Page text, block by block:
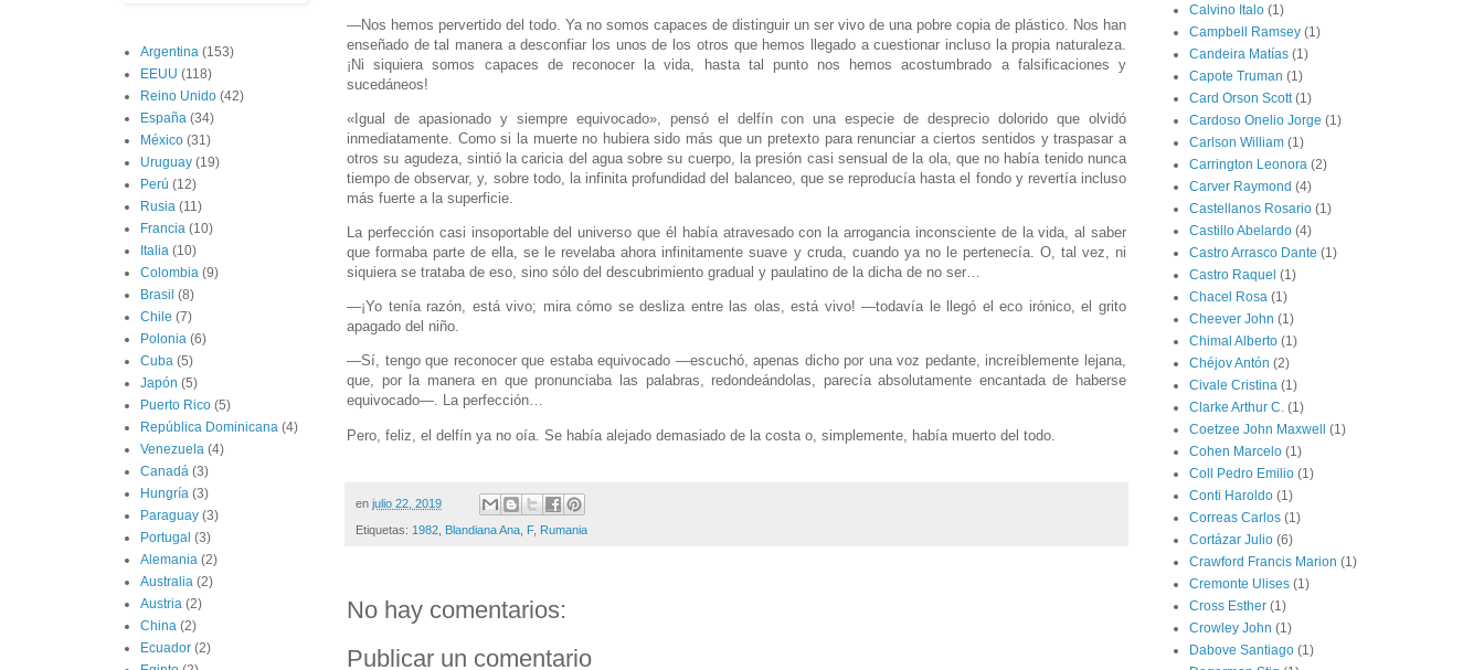
—Nos hemos pervertido del todo. Ya no somos capaces de distinguir un ser vivo de una pobre copia de plástico. Nos han
enseñado de tal manera a desconfiar los unos de los otros que hemos llegado a cuestionar incluso la propia naturaleza.
¡Ni siquiera somos capaces de reconocer la vida, hasta tal punto nos hemos acostumbrado a falsificaciones y
sucedáneos!
«Igual de apasionado y siempre equivocado», pensó el delfín con una especie de desprecio dolorido que olvidó
inmediatamente. Como si la muerte no hubiera sido más que un pretexto para renunciar a ciertos sentidos y traspasar a
otros su agudeza, sintió la caricia del agua sobre su cuerpo, la presión casi sensual de la ola, que no había tenido nunca
tiempo de observar, y, sobre todo, la infinita profundidad del balanceo, que se reproducía hasta el fondo y revertía incluso
más fuerte a la superficie.
La perfección casi insoportable del universo que él había atravesado con la arrogancia inconsciente de la vida, al saber
que formaba parte de ella, se le revelaba ahora infinitamente suave y cruda, cuando ya no le pertenecía. O, tal vez, ni
siquiera se trataba de eso, sino sólo del descubrimiento gradual y paulatino de la dicha de no ser…
—¡Yo tenía razón, está vivo; mira cómo se desliza entre las olas, está vivo! —todavía le llegó el eco irónico, el grito
apagado del niño.
—Sí, tengo que reconocer que estaba equivocado —escuchó, apenas dicho por una voz pedante, increíblemente lejana,
que, por la manera en que pronunciaba las palabras, redondeándolas, parecía absolutamente encantada de haberse
equivocado—. La perfección…
Pero, feliz, el delfín ya no oía. Se había alejado demasiado de la costa o, simplemente, había muerto del todo.
en julio 22, 2019
Etiquetas: 1982 Blandiana Ana F, Rumania
No hay comentarios:
Publicar un comentario
Argentina (153)
EEUU (118)
Reino Unido (42)
España (34)
México (31)
Uruguay (19)
Perú (12)
Rusia (11)
Francia (10)
Italia (10)
Colombia (9)
Brasil (8)
Chile (7)
Polonia (6)
Cuba (5)
Japón (5)
Puerto Rico (5)
República Dominicana (4)
Venezuela (4)
Canadá (3)
Hungría (3)
Paraguay (3)
Portugal (3)
Alemania (2)
Australia (2)
Austria (2)
China (2)
Ecuador (2)
Calvino Italo (1)
Campbell Ramsey (1)
Candeira Matías (1)
Capote Truman (1)
Card Orson Scott (1)
Cardoso Onelio Jorge (1)
Carlson William (1)
Carrington Leonora (2)
Carver Raymond (4)
Castellanos Rosario (1)
Castillo Abelardo (4)
Castro Arrasco Dante (1)
Castro Raquel (1)
Chacel Rosa (1)
Cheever John (1)
Chimal Alberto (1)
Chéjov Antón (2)
Civale Cristina (1)
Clarke Arthur C. (1)
Coetzee John Maxwell
(1)
Cohen Marcelo (1)
Coll Pedro Emilio (1)
Conti Haroldo (1)
Correas Carlos (1)
Cortázar Julio (6)
Crawford Francis Marion (1)
Cremonte Ulises (1)
Cross Esther (1)
Crowley John (1)
Dabove Santiago (1)